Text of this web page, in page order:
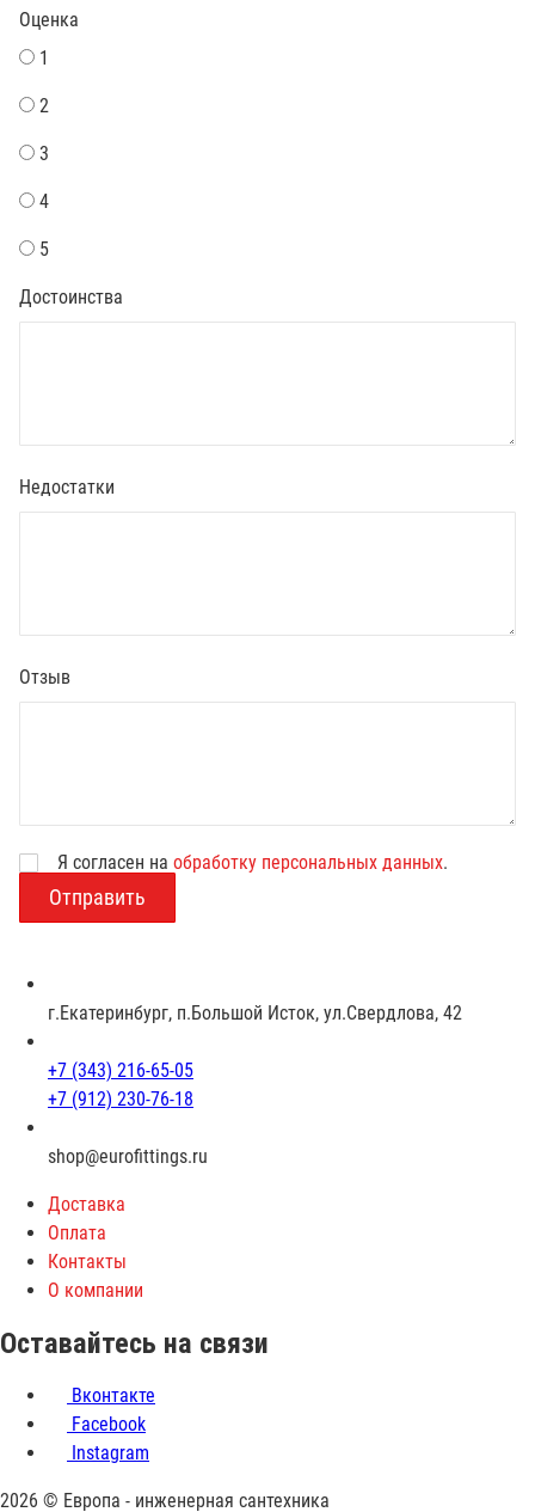
Оценка
1
2
3
4
5
Достоинства
Недостатки
Отзыв
з
Я согласен на обработку персональных данных.
г.Екатеринбург, п.Большой Исток, ул.Свердлова, 42
+7 (343) 216-65-05
+7 (912) 230-76-18
shop@eurofittings.ru
Доставка
Оплата
Контакты
О компании
Оставайтесь на связи
Вконтакте
Facebook
Instagram
2026 © Европа - инженерная сантехника